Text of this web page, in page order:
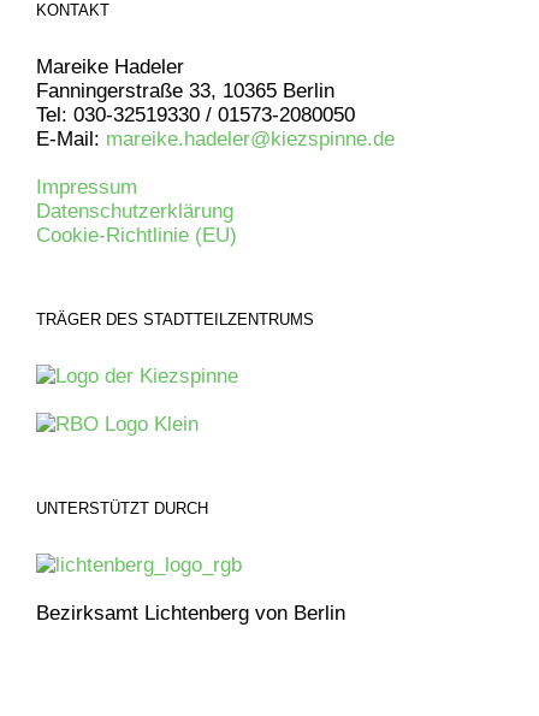
KONTAKT
Mareike Hadeler
Fanningerstraße 33, 10365 Berlin
Tel: 030-32519330 / 01573-2080050
E-Mail: mareike.hadeler@kiezspinne.de
Impressum
Datenschutzerklärung
Cookie-Richtlinie (EU)
TRÄGER DES STADTTEILZENTRUMS
UNTERSTÜTZT DURCH
Bezirksamt Lichtenberg von Berlin